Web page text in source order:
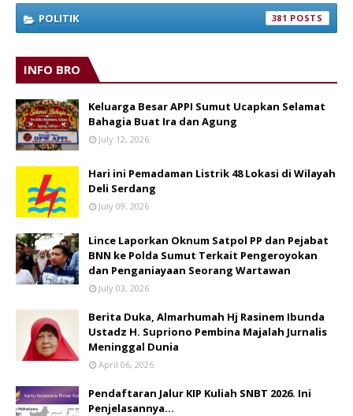
POLITIK 381
INFO BRO
Keluarga Besar APPI Sumut Ucapkan Selamat
Bahagia Buat Ira dan Agung
July 12, 2026
Hari ini Pemadaman Listrik 48 Lokasi di Wilayah
Deli Serdang
July 09, 2026
Lince Laporkan Oknum Satpol PP dan Pejabat
BNN ke Polda Sumut Terkait Pengeroyokan
dan Penganiayaan Seorang Wartawan
July 03, 2026
Berita Duka, Almarhumah Hj Rasinem Ibunda
Ustadz H. Supriono Pembina Majalah Jurnalis
Meninggal Dunia
April 06, 2026
Pendaftaran Jalur KIP Kuliah SNBT 2026. Ini
Penjelasannya…